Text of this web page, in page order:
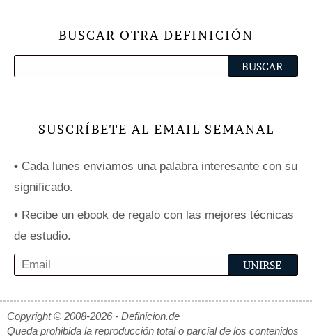
BUSCAR OTRA DEFINICIÓN
SUSCRÍBETE AL EMAIL SEMANAL
• Cada lunes enviamos una palabra interesante con su
significado.
• Recibe un ebook de regalo con las mejores técnicas
de estudio.
Copyright © 2008-2026 - Definicion.de
Queda prohibida la reproducción total o parcial de los contenidos